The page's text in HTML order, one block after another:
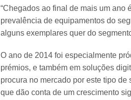
“Chegados ao final de mais um ano
prevalência de equipamentos do
alguns exemplares quer do
O ano de 2014 foi especialmente
prémios, e também em soluções
procura no mercado por este tipo
que dão conta de um crescimento